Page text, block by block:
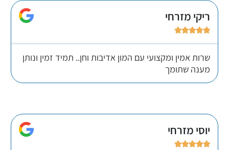
ריקי מזרחי





שרות אמין ומקצועי עם המון אדיבות וחן.. תמיד זמין ונותן
מענה שתומך
יוסי מזרחי




